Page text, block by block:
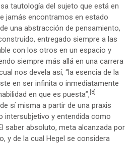
tautología del sujeto que está en
jamás encontramos en estado
una abstracción de pensamiento,
entregado siempre a las
con los otros en un espacio y
siempre más allá en una carrera
nos devela así, “la esencia de la
en ser infinita o inmediatamente
en que es puesta”, [8]
sí misma a partir de una praxis
intersubjetivo y entendida como
saber absoluto, meta alcanzada por
y de la cual Hegel se considera